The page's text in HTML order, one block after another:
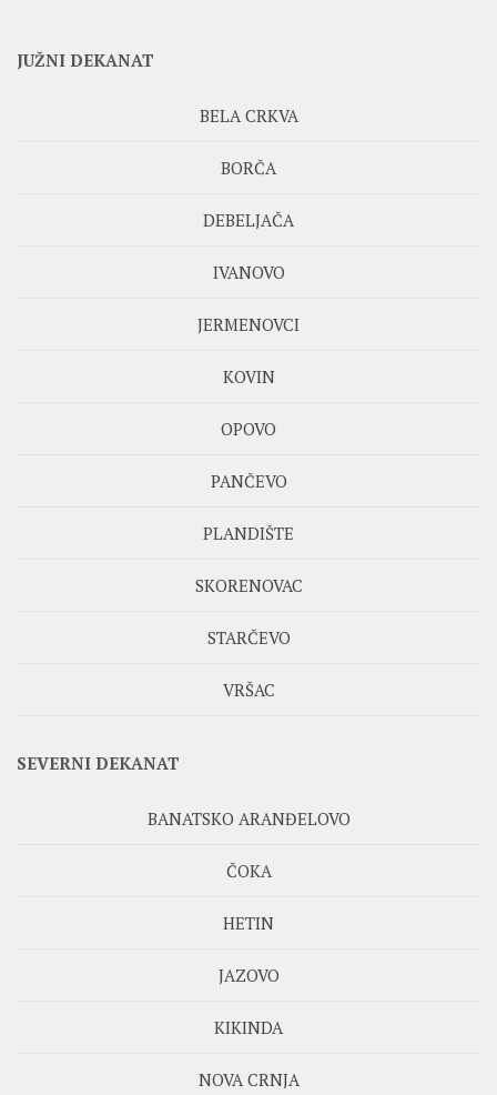
JUŽNI DEKANAT
BELA CRKVA
BORČA
DEBELJAČA
IVANOVO
JERMENOVCI
KOVIN
OPOVO
PANČEVO
PLANDIŠTE
SKORENOVAC
STARČEVO
VRŠAC
SEVERNI DEKANAT
BANATSKO ARANĐELOVO
ČOKA
HETIN
JAZOVO
KIKINDA
NOVA CRNJA